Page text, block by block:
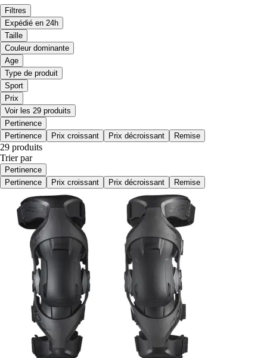
Filtres
Expédié en 24h
Taille
Couleur dominante
Age
Type de produit
Sport
Prix
Voir les 29 produits
Pertinence
Pertinence
Prix croissant Prix décroissant Remise
29 produits
Trier par
Pertinence
Pertinence
Prix croissant Prix décroissant Remise